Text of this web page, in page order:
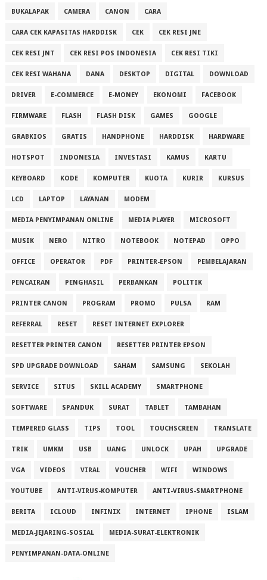
BUKALAPAK CAMERA CANON CARA
CARA CEK KAPASITAS HARDDISK CEK CEK RESI JNE
CEK RESI JNT CEK RESI POS INDONESIA CEK RESI TIKI
CEK RESI WAHANA DANA DESKTOP DIGITAL DOWNLOAD
DRIVER E-COMMERCE E-MONEY EKONOMI FACEBOOK
FIRMWARE FLASH FLASH DISK GAMES GOOGLE
GRABKIOS GRATIS HANDPHONE HARDDISK HARDWARE
HOTSPOT INDONESIA INVESTASI KAMUS KARTU
KEYBOARD KODE KOMPUTER KUOTA KURIR KURSUS
LCD LAPTOP LAYANAN MODEM
MEDIA PENYIMPANAN ONLINE MEDIA PLAYER MICROSOFT
MUSIK NERO NITRO NOTEBOOK NOTEPAD OPPO
OFFICE OPERATOR PDF PRINTER-EPSON PEMBELAJARAN
PENCAIRAN PENGHASIL PERBANKAN POLITIK
PRINTER CANON PROGRAM PROMO PULSA RAM
REFERRAL RESET RESET INTERNET EXPLORER
RESETTER PRINTER CANON RESETTER PRINTER EPSON
SPD UPGRADE DOWNLOAD SAHAM SAMSUNG SEKOLAH
SERVICE SITUS SKILL ACADEMY SMARTPHONE
SOFTWARE SPANDUK SURAT TABLET TAMBAHAN
TEMPERED GLASS TIPS TOOL TOUCHSCREEN TRANSLATE
TRIK UMKM USB UANG UNLOCK UPAH UPGRADE
VGA VIDEOS VIRAL VOUCHER WIFI WINDOWS
YOUTUBE ANTI-VIRUS-KOMPUTER ANTI-VIRUS-SMARTPHONE
BERITA ICLOUD INFINIX INTERNET IPHONE ISLAM
MEDIA-JEJARING-SOSIAL MEDIA-SURAT-ELEKTRONIK
PENYIMPANAN-DATA-ONLINE